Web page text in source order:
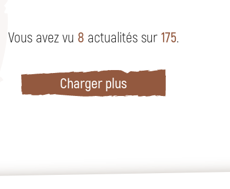
Vous avez vu 8 actualités sur 175.
Charger plus